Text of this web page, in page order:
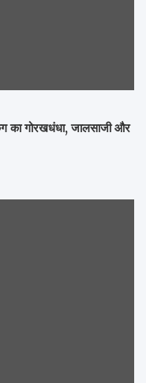
गोरखधंधा, जालसाजी और